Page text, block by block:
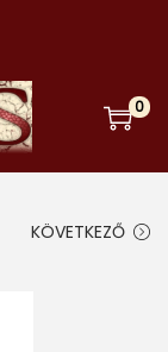
0
KÖVETKEZŐ